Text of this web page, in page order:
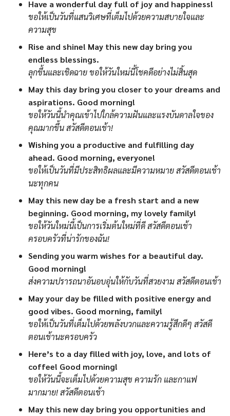
Have a wonderful day full of joy and happiness!
ขอให้เป็นวันที่แสนวิเศษที่เต็มไปด้วยความสบายใจและ
ความสุข
Rise and shine! May this new day bring you
endless blessings.
ลุกขึ้นและเชิดฉาย ขอให้วันใหม่นี้โชคดีอย่างไม่สิ้นสุด
May this day bring you closer to your dreams and
aspirations. Good morning!
ขอให้วันนี้นำคุณเข้าไปใกล้ความฝันและแรงบันดาลใจของ
คุณมากขึ้น สวัสดีตอนเช้า!
Wishing you a productive and fulfilling day
ahead. Good morning, everyone!
ขอให้เป็นวันที่มีประสิทธิผลและมีความหมาย สวัสดีตอนเช้า
นะทุกคน
May this new day be a fresh start and a new
beginning. Good morning, my lovely family!
ขอให้วันใหม่นี้เป็นการเริ่มต้นใหม่ที่ดี สวัสดีตอนเช้า
ครอบครัวที่น่ารักของฉัน!
Sending you warm wishes for a beautiful day.
Good morning!
ส่งความปรารถนาอันอบอุ่นให้กับวันที่สวยงาม สวัสดีตอนเช้า
May your day be filled with positive energy and
good vibes. Good morning, family!
ขอให้เป็นวันที่เต็มไปด้วยพลังบวกและความรู้สึกดีๆ สวัสดี
ตอนเช้านะครอบครัว
Here’s to a day filled with joy, love, and lots of
coffee! Good morning!
ขอให้วันนี้จะเต็มไปด้วยความสุข ความรัก และกาแฟ
มากมาย! สวัสดีตอนเช้า
May this new day bring you opportunities and